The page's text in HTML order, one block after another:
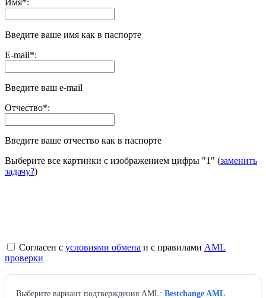
Имя*:
Введите ваше имя как в паспорте
E-mail*:
Введите ваш e-mail
Отчество*:
Введите ваше отчество как в паспорте
Выберите все картинки с изображением цифры "1" (заменить
задачу?)
Согласен с условиями обмена и с правилами AML
проверки
Выберите вариант подтверждения AML: Bestchange AML